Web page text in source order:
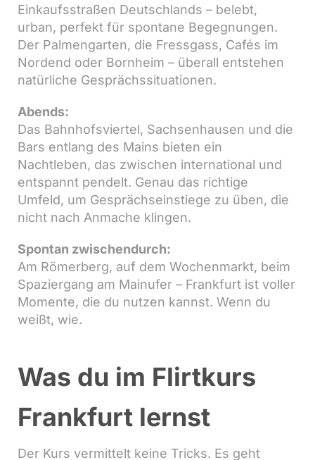
Einkaufsstraßen Deutschlands – belebt,
urban, perfekt für spontane Begegnungen.
Der Palmengarten, die Fressgass, Cafés im
Nordend oder Bornheim – überall entstehen
natürliche Gesprächssituationen.
Abends:
Das Bahnhofsviertel, Sachsenhausen und die
Bars entlang des Mains bieten ein
Nachtleben, das zwischen international und
entspannt pendelt. Genau das richtige
Umfeld, um Gesprächseinstiege zu üben, die
nicht nach Anmache klingen.
Spontan zwischendurch:
Am Römerberg, auf dem Wochenmarkt, beim
Spaziergang am Mainufer – Frankfurt ist voller
Momente, die du nutzen kannst. Wenn du
weißt, wie.
Was du im Flirtkurs
Frankfurt lernst
Der Kurs vermittelt keine Tricks. Es geht